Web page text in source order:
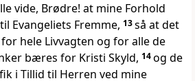
vide, Brødre! at mine Forhold
Evangeliets Fremme, 13så at det
hele Livvagten og for alle de
bæres for Kristi Skyld, 14og de
i Tillid til Herren ved mine